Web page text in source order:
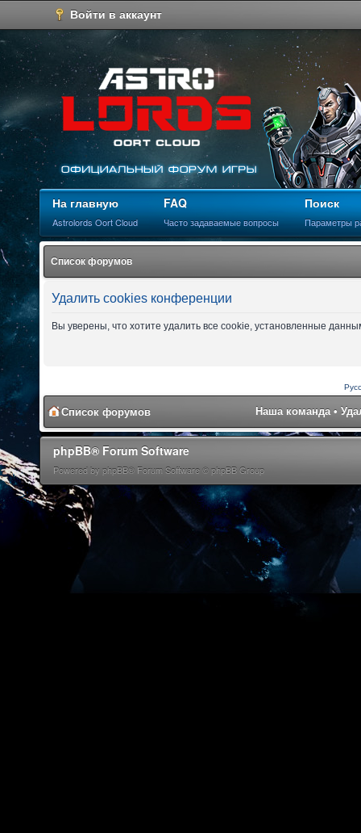
Войти в аккаунт
На главную
Astrolords Oort Cloud
FAQ
Часто задаваемые вопросы
Поиск
Параметры
Список форумов
Удалить cookies конференции
Вы уверены, что хотите удалить все cookie, установленные
Список форумов Наша команда•
phpBB® Forum Software
Powered by phpBB® Forum Software © phpBB Group